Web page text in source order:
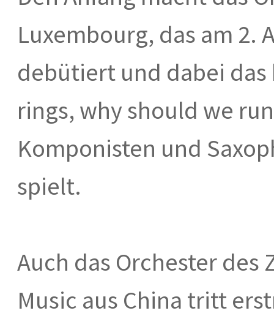
Luxembourg, das am 2.
debütiert und dabei
rings, why should we
Komponisten und
spielt.
Auch das Orchester des
Music aus China tritt